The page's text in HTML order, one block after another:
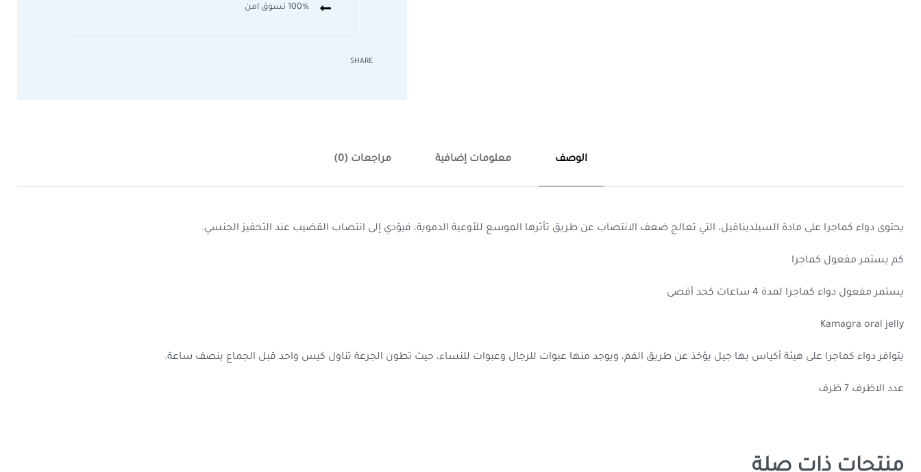
100% تسوق امن
SHARE
الوصف معلومات إضافية مراجعات (0)
يحتوى دواء كماجرا على مادة السيلدينافيل، التي تعالج ضعف الانتصاب عن طريق تأثرها الموسع للأوعية الدموية، فيؤدي إلى انتصاب القضيب عند التحفيز الجنسي.
كم يستمر مفعول كماجرا
يستمر مفعول دواء كماجرا لمدة 4 ساعات كحد أقصى
Kamagra oral jelly
يتوافر دواء كماجرا على هيئة أكياس بها جيل يؤخذ عن طريق الفم، ويوجد منها عبوات للرجال وعبوات للنساء، حيث تطون الجرعة تناول كيس واحد قبل الجماع بنصف ساعة.
عدد الاظرف 7 ظرف
منتجات ذات صلة